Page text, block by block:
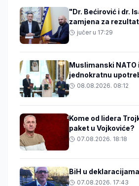
"Dr. Bećirović i dr.
zamjena za
jučer u 17:29
Muslimanski NATO
jednokratnu
08.08.2026. 08:12
Kome od lidera
paket u Vojkoviće?
07.08.2026. 18:18
BiH u
07.08.2026. 17:43